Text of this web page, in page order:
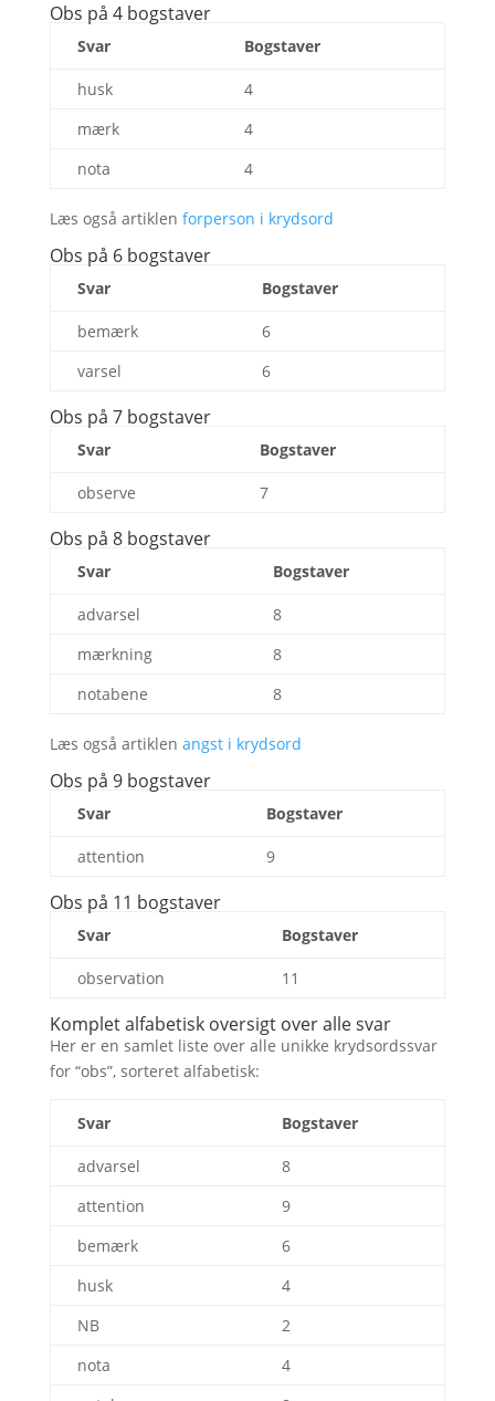
Obs på 4 bogstaver
Svar Bogstaver
husk
4
mærk
4
nota
4
Læs også artiklen forperson i krydsord
Obs på 6 bogstaver
Svar Bogstaver
bemærk
6
varsel
6
Obs på 7 bogstaver
Svar Bogstaver
observe 7
Obs på 8 bogstaver
Svar Bogstaver
advarsel
8
mærkning
8
notabene
8
Læs også artiklen angst i krydsord
Obs på 9 bogstaver
Svar Bogstaver
attention 9
Obs på 11 bogstaver
Svar Bogstaver
observation 11
Komplet alfabetisk oversigt over alle svar
Her er en samlet liste over alle unikke krydsordssvar
for “obs”, sorteret alfabetisk:
Svar Bogstaver
advarsel
8
attention
9
bemærk
6
husk
4
NB
2
nota
4